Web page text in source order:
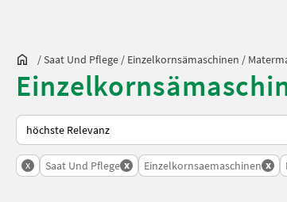
/Saat Und Pflege / Einzelkornsämaschinen /
So wird auf Landwirt.com sortiert
x Saat Und Pflege x Einzelkornsaemaschinen x